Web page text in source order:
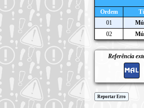
Ordem
01
02
Referência
Reportar Erro